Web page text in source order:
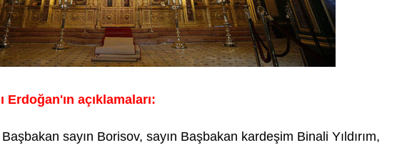
Erdoğan'ın açıklamaları:
sayın Borisov, sayın Başbakan kardeşim Binali Yıldırım,